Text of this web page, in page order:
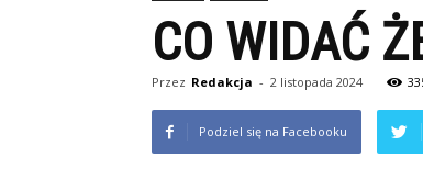
CO WIDAĆ
Przez Redakcja - 2 listopada 2024
Podziel się na Facebooku